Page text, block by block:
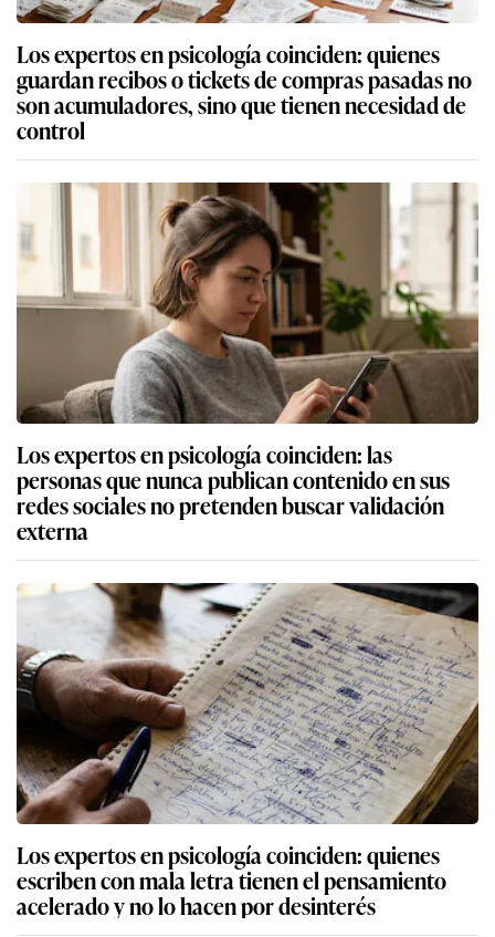
Los expertos en psicología coinciden: quienes
guardan recibos o tickets de compras pasadas no
son acumuladores, sino que tienen necesidad de
control
Los expertos en psicología coinciden: las
personas que nunca publican contenido en sus
redes sociales no pretenden buscar validación
externa
Los expertos en psicología coinciden: quienes
escriben con mala letra tienen el pensamiento
acelerado y no lo hacen por desinterés